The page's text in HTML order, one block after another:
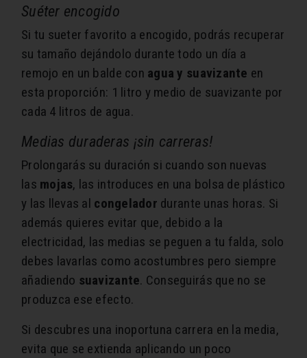
Suéter encogido
Si tu sueter favorito a encogido, podrás recuperar
su tamaño dejándolo durante todo un día a
remojo en un balde con agua y suavizante en
esta proporción: 1 litro y medio de suavizante por
cada 4 litros de agua.
Medias duraderas ¡sin carreras!
Prolongarás su duración si cuando son nuevas
las mojas, las introduces en una bolsa de plástico
y las llevas al congelador durante unas horas. Si
además quieres evitar que, debido a la
electricidad, las medias se peguen a tu falda, solo
debes lavarlas como acostumbres pero siempre
añadiendo suavizante. Conseguirás que no se
produzca ese efecto.
Si descubres una inoportuna carrera en la media,
evita que se extienda aplicando un poco